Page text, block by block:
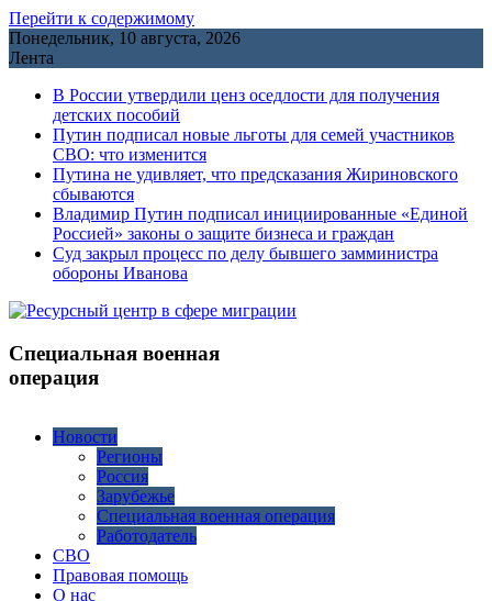
Перейти к содержимому
Понедельник, 10 августа, 2026
Лента
В России утвердили ценз оседлости для получения
детских пособий
Путин подписал новые льготы для семей участников
СВО: что изменится
Путина не удивляет, что предсказания Жириновского
сбываются
Владимир Путин подписал инициированные «Единой
Россией» законы о защите бизнеса и граждан
Cуд закрыл процесс по делу бывшего замминистра
обороны Иванова
Специальная военная
операция
Новости
Регионы
Россия
Зарубежье
Специальная военная операция
Работодатель
СВО
Правовая помощь
О нас